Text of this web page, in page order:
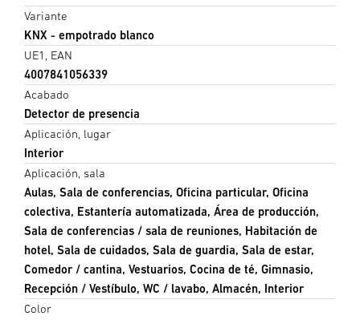
Variante
KNX - empotrado blanco
UE1, EAN
4007841056339
Acabado
Detector de presencia
Aplicación, lugar
Interior
Aplicación, sala
Aulas, Sala de conferencias, Oficina particular, Oficina
colectiva, Estantería automatizada, Área de producción,
Sala de conferencias / sala de reuniones, Habitación de
hotel, Sala de cuidados, Sala de guardia, Sala de estar,
Comedor / cantina, Vestuarios, Cocina de té, Gimnasio,
Recepción / Vestíbulo, WC / lavabo, Almacén, Interior
Color